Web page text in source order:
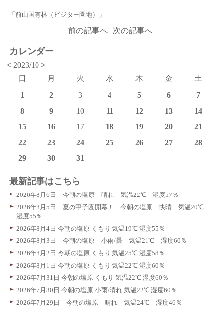
「前山国有林（ビジター園地）」
前の記事へ | 次の記事へ
カレンダー
< 2023/10>
日
月 火 水 木 金
土
1
2 3 4 5 6
7
8
9 10 11 12 13
14
15
16 17 18 19 20
21
22
23 24 25 26 27
28
29
30 31
最新記事はこちら
2026年8月6日 今朝の塩原 晴れ 気温22℃ 湿度57％
2026年8月5日 夏の甲子園開幕！ 今朝の塩原 快晴 気温20℃
湿度55％
2026年8月4日 今朝の塩原 くもり 気温19℃ 湿度55％
2026年8月3日 今朝の塩原 小雨/曇 気温21℃ 湿度60％
2026年8月2日 今朝の塩原 くもり 気温25℃ 湿度58％
2026年8月1日 今朝の塩原 くもり 気温22℃ 湿度60％
2026年7月31日 今朝の塩原 くもり 気温22℃ 湿度60％
2026年7月30日 今朝の塩原 小雨/晴れ 気温22℃ 湿度60％
2026年7月29日 今朝の塩原 晴れ 気温24℃ 湿度46％